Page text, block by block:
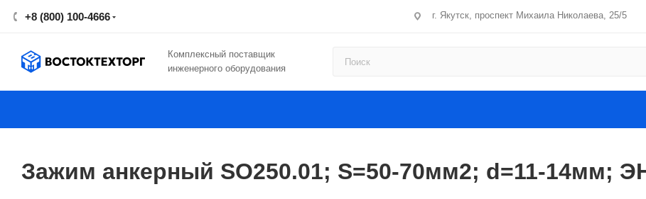
+8 (800) 100-4666 г. Якутск, проспект Михаила Николаева, 25/5
Комплексный поставщик
инженерного оборудования
Зажим анкерный SO250.01; S=50-70мм2; d=11-14мм;